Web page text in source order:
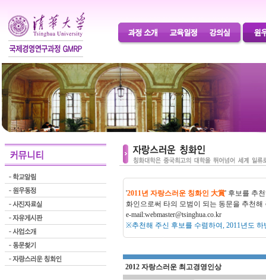
'2011년 자랑스러운 칭화인 大賞' 후보를 추
화인으로써 타의 모범이 되는 동문을 추천해
e-mail:webmaster@tsinghua.co.kr
※추천해 주신 후보를 수렴하여, 2011년도
2012 자랑스러운 최고경영인상